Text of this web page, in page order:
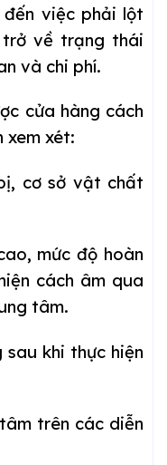
việc phải lột
về trạng thái
và chi phí.
cửa hàng cách
xem xét:
cơ sở vật chất
mức độ hoàn
cách âm qua
tâm.
sau khi thực hiện
trên các diễn